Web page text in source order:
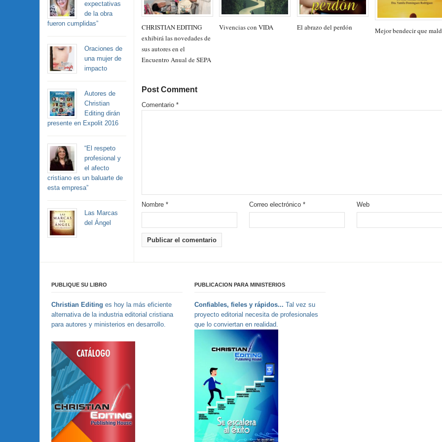
CHRISTIAN EDITING
exhibirá las novedades de
sus autores en el
Encuentro Anual de SEPA
Vivencias con VIDA El abrazo del perdón Mejor bendecir que
Post Comment
Comentario *
Nombre * Correo electrónico * Web
expectativas
de la obra
fueron cumplidas”
Oraciones de
una mujer de
impacto
Autores de
Christian
Editing dirán
presente en Expolit 2016
“El respeto
profesional y
el afecto
cristiano es un baluarte de
esta empresa”
Las Marcas
del Ángel
PUBLIQUE SU LIBRO
Christian Editing es hoy la más eficiente
alternativa de la industria editorial cristiana
para autores y ministerios en desarrollo.
PUBLICACION PARA MINISTERIOS
Confiables, fieles y rápidos... Tal vez su
proyecto editorial necesita de profesionales
que lo conviertan en realidad.